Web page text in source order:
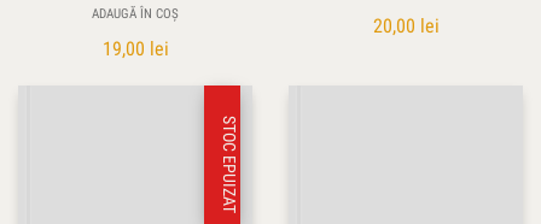
ADAUGĂ ÎN COȘ
19,00 lei
20,00 lei
STOC EPUIZAT